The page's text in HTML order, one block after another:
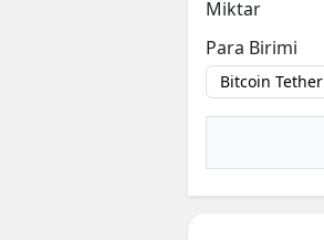
Miktar
Para Birimi